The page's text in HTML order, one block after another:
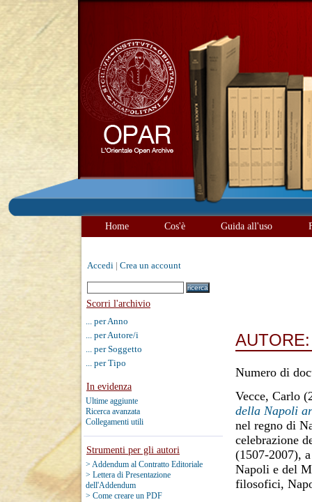
Home Cos'è Guida all'uso
Accedi Crea un account
Scorri l'archivio
... per Anno
... per Autore/i
... per Soggetto
... per Tipo
In evidenza
Ultime aggiunte
Ricerca avanzata
Collegamenti utili
Strumenti per gli autori
> Addendum al Contratto Editoriale
> Lettera di Presentazione
dell'Addendum
> Come creare un PDF
Numero di
Vecce, Carlo
della Napoli
nel regno di
celebrazione
(1507-2007),
Napoli e del
filosofici,